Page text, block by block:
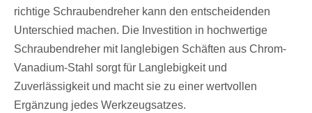
richtige Schraubendreher kann den entscheidenden
Unterschied machen. Die Investition in hochwertige
Schraubendreher mit langlebigen Schäften aus Chrom-
Vanadium-Stahl sorgt für Langlebigkeit und
Zuverlässigkeit und macht sie zu einer wertvollen
Ergänzung jedes Werkzeugsatzes.